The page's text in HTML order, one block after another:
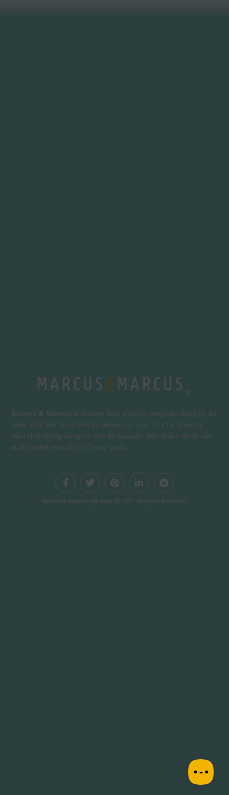
Marcus & Marcus là thương hiệu chuyên cung cấp dụng cụ ăn
dặm, chất liệu được làm từ silicone an toàn cho bé, thương
hiệu chất lượng và uy tín đến từ Canada. Sản phẩm được sản
xuất từ nhà máy đặt tại Trung Quốc.
Marcus & Marcus Việt Nam 2022. All Rights Reserved.